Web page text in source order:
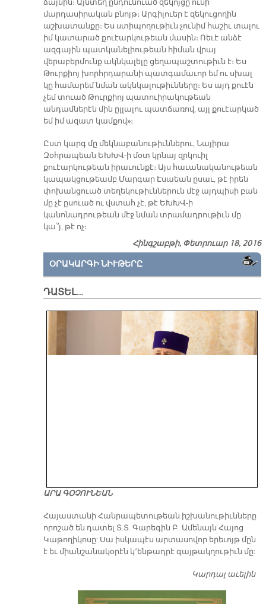
ձայնին։ Այնտեղ ընդունուած զեկոյցը ունի
մարդասիրական բնոյթ։ Արգիլուեր է զեկուցողին
աշխատանքը։ Ես ստիպողութիւն չունիմ հաշիւ տալու
իմ կատարած քուէարկութեան մասին։ Ոեւէ անձէ
ազգային պատկանելիութեան հիման վրայ
վերաբերմունք ակնկալելը ցեղապաշտութիւն է։ Ես
Թուրքիոյ խորհրդարանի պատգամաւոր եմ ու սխալ
կը համարեմ նման ակնկալութիւնները։ Ես այդ քուէն
չեմ տուած Թուրքիոյ պատուիրակութեան
անդամներէն մին ըլլալու պատճառով, այլ քուէարկած
եմ իմ ազատ կամքով»։
Ըստ կարգ մը մեկնաբանութիւններու, Նայիրա
Զօհրապեան ԵԽԽՎ-ի մօտ կրնայ զրկուիլ
քուէարկութեան իրաւունքէ։ Այս հաւանականութեան
կապակցութեամբ Մարգար Էսաեան ըսաւ, թէ իրեն
փոխանցուած տեղեկութիւններուն մէջ այդպիսի բան
մը չէ ըսուած ու վստահ չէ, թէ ԵԽԽՎ-ի
կանոնադրութեան մէջ նման տրամադրութիւն մը
կա՞յ, թէ ոչ։
Հինգշաբթի, Փետրուար 18, 2016
ՕՐԱԿԱՐԳԻ ՆԻՒԹԵՐԸ
ԴԱՏԵԼ…
ԱՐԱ ԳՕՉՈՒՆԵԱՆ
​Հայաստանի Հանրապետութեան իշխանութիւնները
որոշած են դատել Տ.Տ. Գարեգին Բ. Ամենայն Հայոց
Կաթողիկոսը: Սա իսկապէս արտասովոր երեւոյթ մըն
է եւ միանշանակօրէն կ՚ենթադրէ գայթակղութիւն մը:
Կարդալ աւելին